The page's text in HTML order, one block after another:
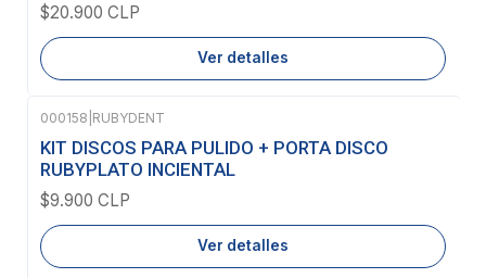
$20.900 CLP
Ver detalles
Agotado
000158 RUBYDENT
KIT DISCOS PARA PULIDO + PORTA DISCO
RUBYPLATO INCIENTAL
$9.900 CLP
Ver detalles